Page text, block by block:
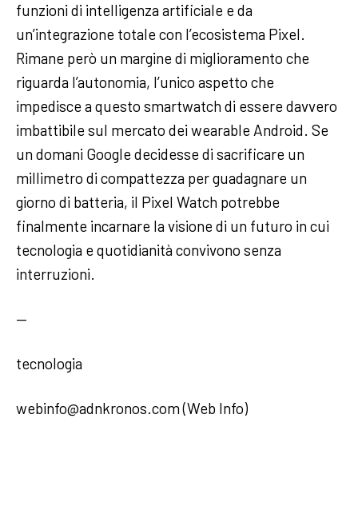
funzioni di intelligenza artificiale e da
un’integrazione totale con l’ecosistema Pixel.
Rimane però un margine di miglioramento che
riguarda l’autonomia, l’unico aspetto che
impedisce a questo smartwatch di essere davvero
imbattibile sul mercato dei wearable Android. Se
un domani Google decidesse di sacrificare un
millimetro di compattezza per guadagnare un
giorno di batteria, il Pixel Watch potrebbe
finalmente incarnare la visione di un futuro in cui
tecnologia e quotidianità convivono senza
interruzioni.
—
tecnologia
webinfo@adnkronos.com (Web Info)